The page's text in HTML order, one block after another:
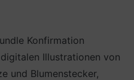
Konfirmation
Illustrationen von
und Blumenstecker,